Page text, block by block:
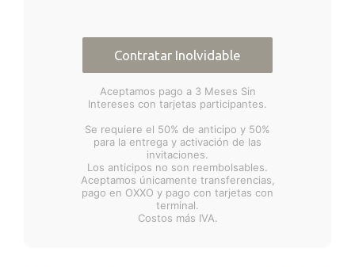
Contratar Inolvidable
Aceptamos pago a 3 Meses Sin
Intereses con tarjetas participantes.
Se requiere el 50% de anticipo y 50%
para la entrega y activación de las
invitaciones.
Los anticipos no son reembolsables.
Aceptamos únicamente transferencias,
pago en OXXO y pago con tarjetas con
terminal.
Costos más IVA.